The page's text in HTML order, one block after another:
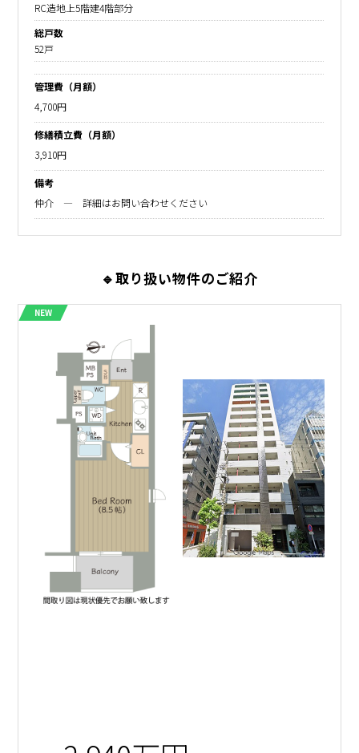
RC造地上5階建4階部分
総戸数
52戸
管理費（月額）
4,700円
修繕積立費（月額）
3,910円
備考
仲介 ― 詳細はお問い合わせください
🔹取り扱い物件のご紹介
NEW